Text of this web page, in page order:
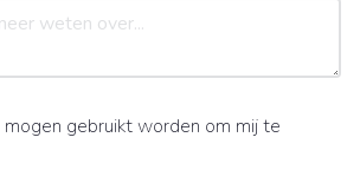
gebruikt worden om mij te